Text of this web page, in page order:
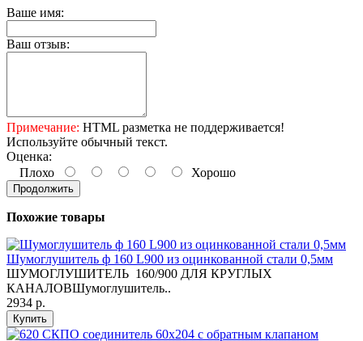
Ваше имя:
Ваш отзыв:
Примечание: HTML разметка не поддерживается!
Используйте обычный текст.
Оценка:
Плохо
Хорошо
Продолжить
Похожие товары
Шумоглушитель ф 160 L900 из оцинкованной стали 0,5мм
ШУМОГЛУШИТЕЛЬ 160/900 ДЛЯ КРУГЛЫХ
КАНАЛОВШумоглушитель..
2934 р.
Купить